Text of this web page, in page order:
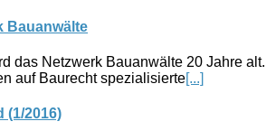
Bauanwälte
das Netzwerk Bauanwälte 20 Jahre alt.
auf Baurecht spezialisierte[...]
(1/2016)